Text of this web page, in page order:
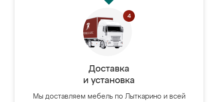
Доставка
и установка
Мы доставляем мебель по Лыткарино и всей